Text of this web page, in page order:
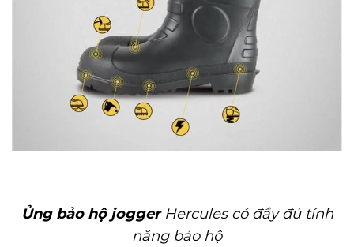
Ủng bảo hộ jogger Hercules có đầy đủ tính
năng bảo hộ